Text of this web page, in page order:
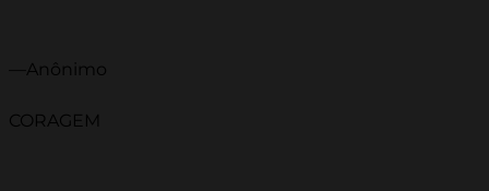
—Anônimo
CORAGEM